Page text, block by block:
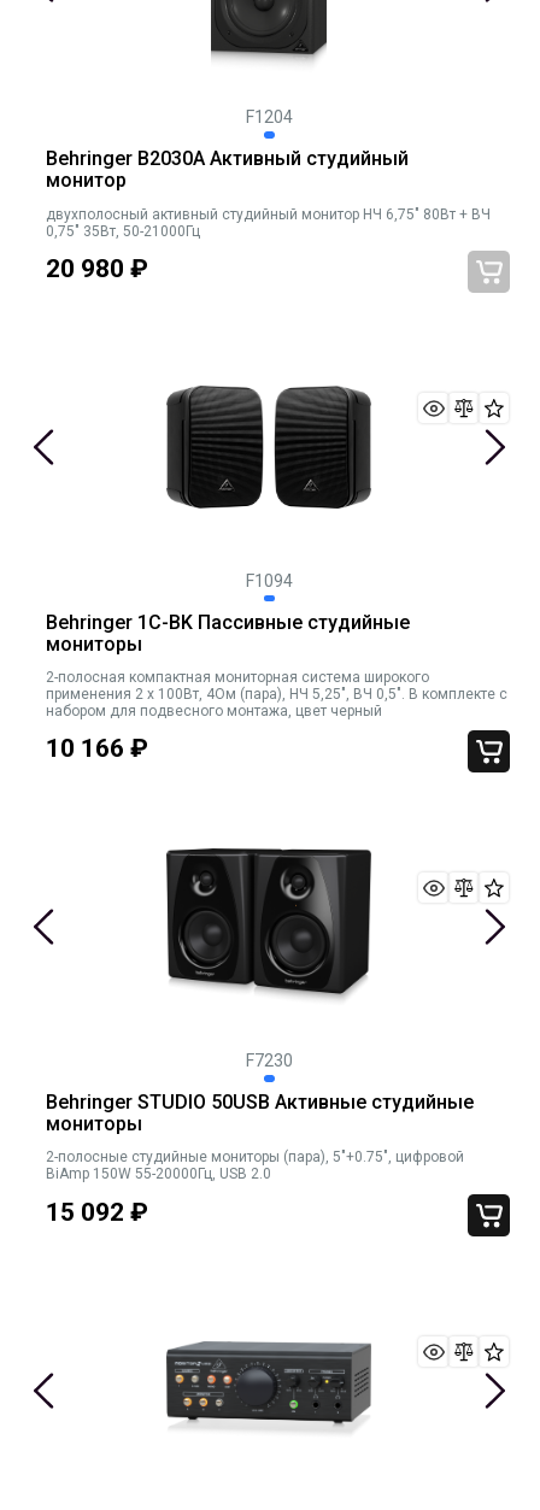
F1204
Behringer B2030A Активный студийный
монитор
двухполосный активный студийный монитор НЧ 6,75" 80Вт + ВЧ
0,75" 35Вт, 50-21000Гц
20 980 ₽
F1094
Behringer 1C-BK Пассивные студийные
мониторы
2-полосная компактная мониторная система широкого
применения 2 х 100Вт, 4Ом (пара), НЧ 5,25", ВЧ 0,5". В комплекте с
набором для подвесного монтажа, цвет черный
10 166 ₽
F7230
Behringer STUDIO 50USB Активные студийные
мониторы
2-полосные студийные мониторы (пара), 5"+0.75", цифровой
BiAmp 150W 55-20000Гц, USB 2.0
15 092 ₽